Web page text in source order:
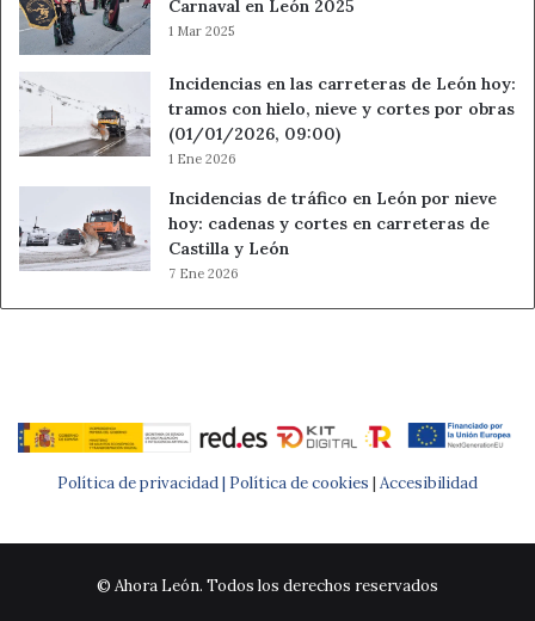
Carnaval en León 2025
1 Mar 2025
Incidencias en las carreteras de León hoy:
tramos con hielo, nieve y cortes por obras
(01/01/2026, 09:00)
1 Ene 2026
Incidencias de tráfico en León por nieve
hoy: cadenas y cortes en carreteras de
Castilla y León
7 Ene 2026
Política de privacidad | Política de cookies | Accesibilidad
© Ahora León. Todos los derechos reservados